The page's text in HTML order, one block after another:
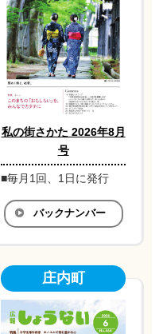
私の街さかた 2026年8月
号
■毎月1回、1日に発行
バックナンバー
庄内町